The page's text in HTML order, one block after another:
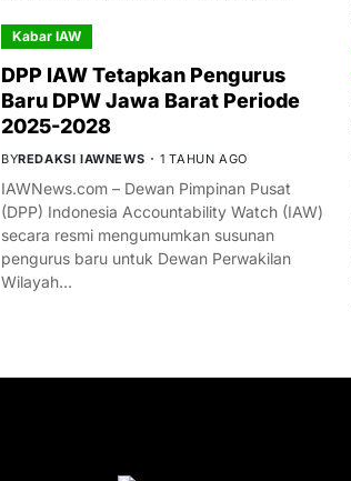
Kabar IAW
DPP IAW Tetapkan Pengurus
Baru DPW Jawa Barat Periode
2025-2028
BYREDAKSI IAWNEWS 1 TAHUN AGO
IAWNews.com – Dewan Pimpinan Pusat
(DPP) Indonesia Accountability Watch (IAW)
secara resmi mengumumkan susunan
pengurus baru untuk Dewan Perwakilan
Wilayah…